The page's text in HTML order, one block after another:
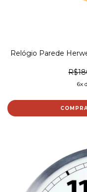
Relógio Parede
6x